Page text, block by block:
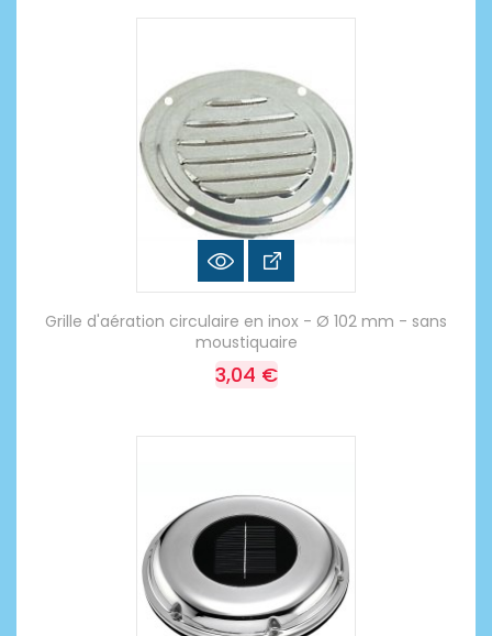
Grille d'aération circulaire en inox - Ø 102 mm - sans
moustiquaire
3,04 €